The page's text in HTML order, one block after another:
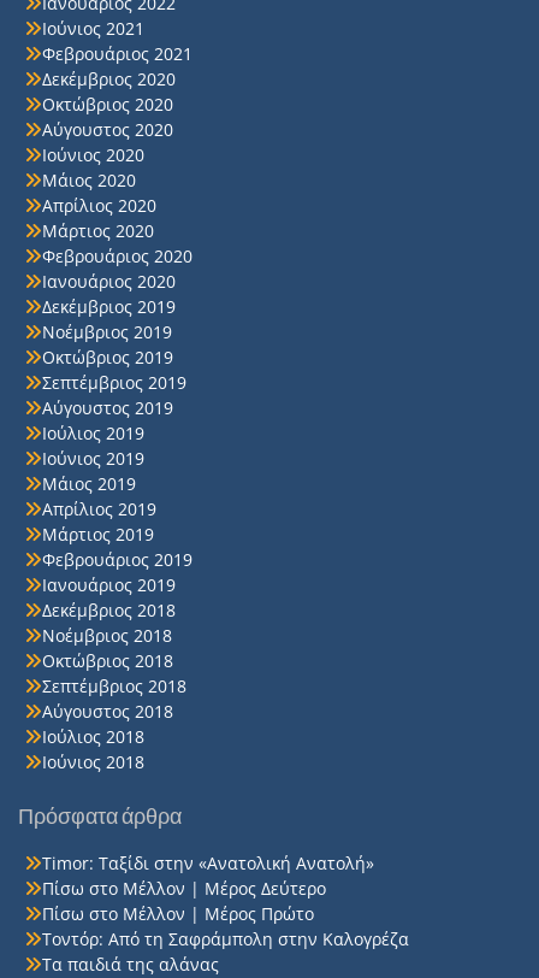
Ιούνιος 2021
Φεβρουάριος 2021
Δεκέμβριος 2020
Οκτώβριος 2020
Αύγουστος 2020
Ιούνιος 2020
Μάιος 2020
Απρίλιος 2020
Μάρτιος 2020
Φεβρουάριος 2020
Ιανουάριος 2020
Δεκέμβριος 2019
Νοέμβριος 2019
Οκτώβριος 2019
Σεπτέμβριος 2019
Αύγουστος 2019
Ιούλιος 2019
Ιούνιος 2019
Μάιος 2019
Απρίλιος 2019
Μάρτιος 2019
Φεβρουάριος 2019
Ιανουάριος 2019
Δεκέμβριος 2018
Νοέμβριος 2018
Οκτώβριος 2018
Σεπτέμβριος 2018
Αύγουστος 2018
Ιούλιος 2018
Ιούνιος 2018
Πρόσφατα άρθρα
Timor: Ταξίδι στην «Ανατολική Ανατολή»
Πίσω στο Μέλλον | Μέρος Δεύτερο
Πίσω στο Μέλλον | Μέρος Πρώτο
Τοντόρ: Από τη Σαφράμπολη στην Καλογρέζα
Τα παιδιά της αλάνας